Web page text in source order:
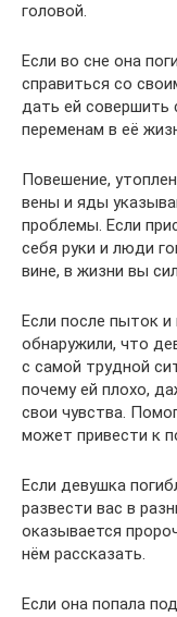
головой.
Если во сне она
справиться со
дать ей совершить
переменам в её
Повешение,
вены и яды
проблемы. Если
себя руки и люди
вине, в жизни вы
Если после пыток
обнаружили, что
с самой трудной
почему ей плохо,
свои чувства.
может привести к
Если девушка
развести вас в
оказывается
нём рассказать.
Если она попала